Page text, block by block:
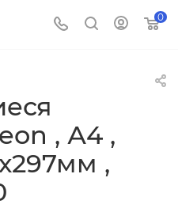
0
, А4 ,
,